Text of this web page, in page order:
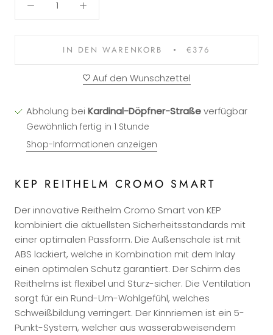
IN DEN WARENKORB €376
Auf den Wunschzettel
Abholung bei Kardinal-Döpfner-Straßeverfügbar
Gewöhnlich fertig in 1 Stunde
Shop-Informationen anzeigen
KEP REITHELM CROMO SMART
Der innovative Reithelm Cromo Smart von KEP
kombiniert die aktuellsten Sicherheitsstandards mit
einer optimalen Passform. Die Außenschale ist mit
ABS lackiert, welche in Kombination mit dem Inlay
einen optimalen Schutz garantiert. Der Schirm des
Reithelms ist flexibel und Sturz-sicher. Die Ventilation
sorgt für ein Rund-Um-Wohlgefühl, welches
Schweißbildung verringert. Der Kinnriemen ist ein 5-
Punkt-System, welcher aus wasserabweisendem